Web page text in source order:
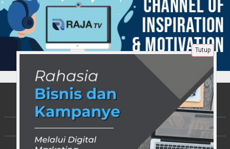
Tentang Kami
Berita
Tutup